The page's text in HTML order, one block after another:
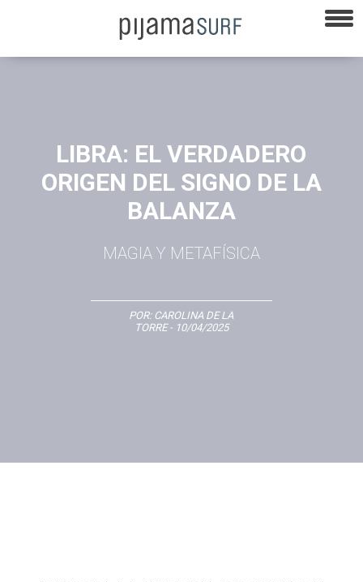
LIBRA: EL VERDADERO
ORIGEN DEL SIGNO DE LA
BALANZA
MAGIA Y METAFÍSICA
POR: CAROLINA DE LA
TORRE- 10/04/2025